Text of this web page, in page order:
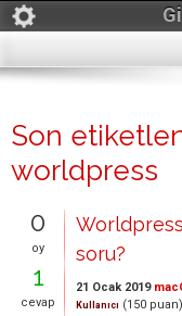
Son
worldpress
0
oy
1
cevap
soru?
21 Ocak 2019
Kullanıcı (150 puan)